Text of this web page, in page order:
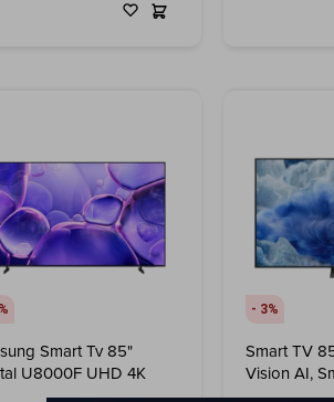
Smart Tv 85"
U8000F UHD 4K
3
Smart TV
Vision AI,